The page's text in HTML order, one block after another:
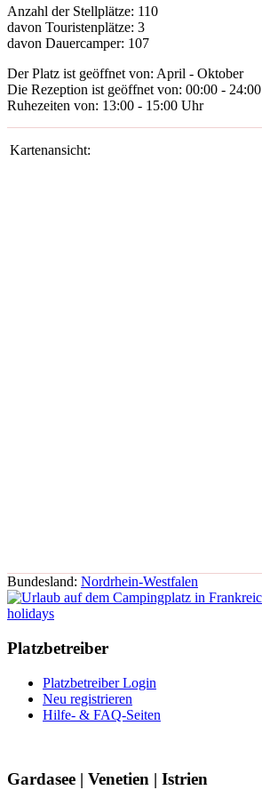
Anzahl der Stellplätze: 110
davon Touristenplätze: 3
davon Dauercamper: 107
Der Platz ist geöffnet von: April - Oktober
Die Rezeption ist geöffnet von: 00:00 -
Ruhezeiten von: 13:00 - 15:00 Uhr
Kartenansicht:
Bundesland: Nordrhein-Westfalen
Platzbetreiber
Platzbetreiber Login
Neu registrieren
Hilfe- & FAQ-Seiten
Gardasee | Venetien | Istrien